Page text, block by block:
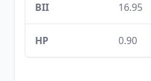
BII 16.95
HP 0.90